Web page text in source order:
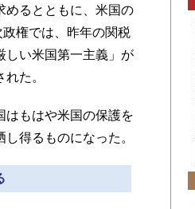
るとともに、米国の
権では、昨年の関税
しい米国第一主義」が
た。
もはや米国の保護を
得るものになった。